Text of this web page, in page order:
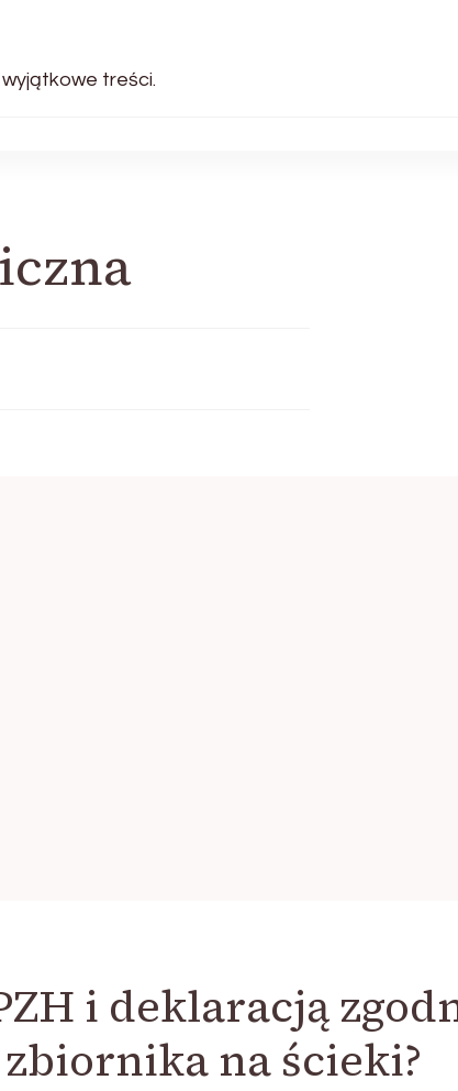
treści.
i deklaracją
na ścieki?